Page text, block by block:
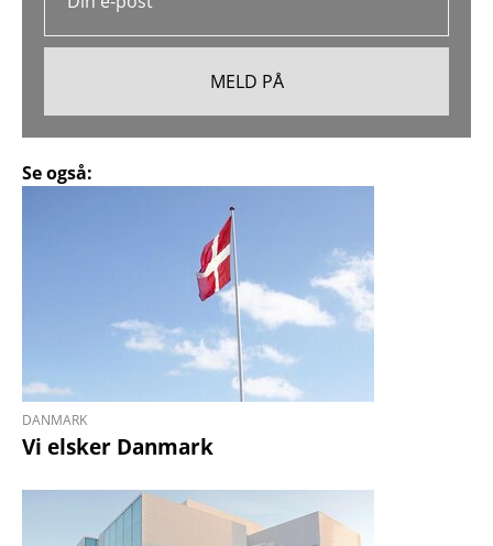
Se også:
DANMARK
Vi elsker Danmark